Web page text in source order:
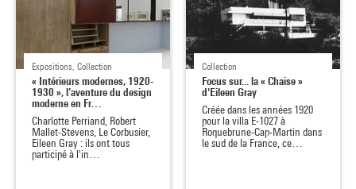
Expositions, Collection
« Intérieurs modernes, 1920-
1930 », l’aventure du design
moderne en Fr…
Charlotte Perriand, Robert
Mallet-Stevens, Le Corbusier,
Eileen Gray : ils ont tous
participé à l'in…
Collection
Focus sur... la « Chaise »
d'Eileen Gray
Créée dans les années 1920
pour la villa E-1027 à
Roquebrune-Cap-Martin dans
le sud de la France, ce…